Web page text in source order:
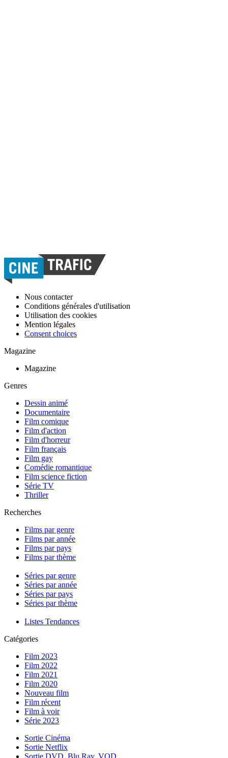
Nous contacter
Conditions générales d'utilisation
Utilisation des cookies
Mention légales
Consent choices
Magazine
Magazine
Genres
Dessin animé
Documentaire
Film comique
Film d'action
Film d'horreur
Film français
Film gay
Comédie romantique
Film science fiction
Série TV
Thriller
Recherches
Films par genre
Films par année
Films par pays
Films par thème
Séries par genre
Séries par année
Séries par pays
Séries par thème
Listes Tendances
Catégories
Film 2023
Film 2022
Film 2021
Film 2020
Nouveau film
Film récent
Film à voir
Série 2023
Sortie Cinéma
Sortie Netflix
Sortie DVD, Blu Ray, VOD